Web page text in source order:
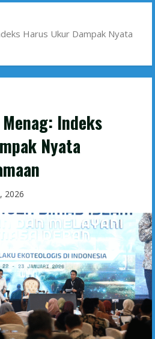
Harus Ukur Dampak Nyata
Indeks
Nyata
2026